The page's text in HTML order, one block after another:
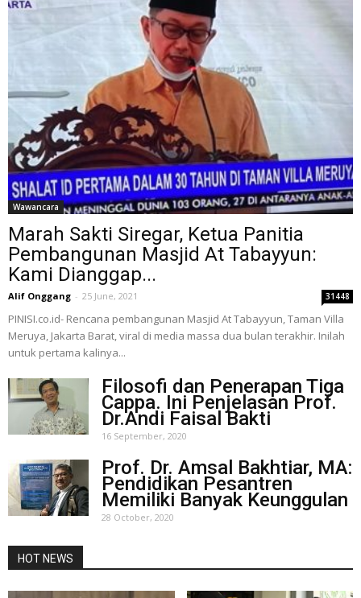
Wawancara
Marah Sakti Siregar, Ketua Panitia
Pembangunan Masjid At Tabayyun:
Kami Dianggap...
Alif Onggang - 25 June, 2021 31448
PINISI.co.id- Rencana pembangunan Masjid At Tabayyun, Taman Villa
Meruya, Jakarta Barat, viral di media massa dua bulan terakhir. Inilah
untuk pertama kalinya...
Filosofi dan Penerapan Tiga
Cappa. Ini Penjelasan Prof.
Dr.Andi Faisal Bakti
16 September, 2020
Prof. Dr. Amsal Bakhtiar, MA:
Pendidikan Pesantren
Memiliki Banyak Keunggulan
28 October, 2020
HOT NEWS